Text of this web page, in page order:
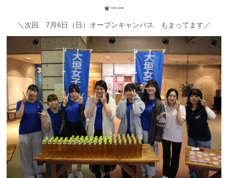
★ーー
＼次回 7月6日（日）オープンキャンパス もまってます／